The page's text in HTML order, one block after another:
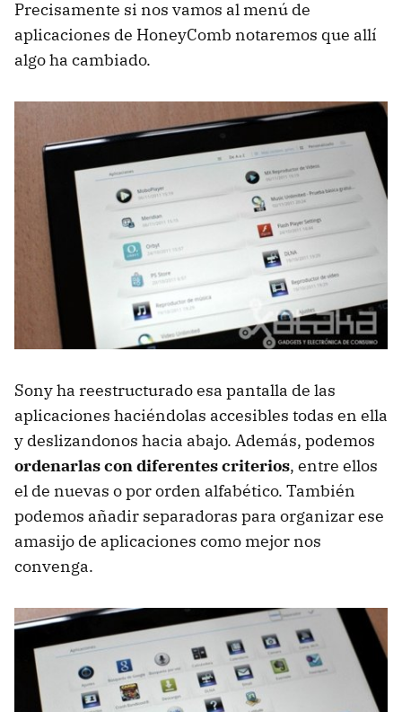
Precisamente si nos vamos al menú de
aplicaciones de HoneyComb notaremos que allí
algo ha cambiado.
Sony ha reestructurado esa pantalla de las
aplicaciones haciéndolas accesibles todas en ella
y deslizandonos hacia abajo. Además, podemos
ordenarlas con diferentes criterios, entre ellos
el de nuevas o por orden alfabético. También
podemos añadir separadoras para organizar ese
amasijo de aplicaciones como mejor nos
convenga.